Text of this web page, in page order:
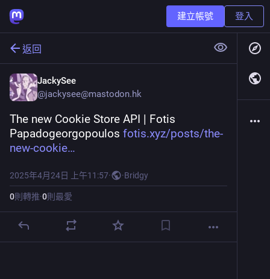
建立帳號 登入
返回
JackySee
@jackysee@mastodon.hk
The new Cookie Store API | Fotis
Papadogeorgopoulos fotis.xyz/posts/the-
new-cookie
2025年4月24日 上午11:57· ·Bridgy
0則轉推·0則最愛